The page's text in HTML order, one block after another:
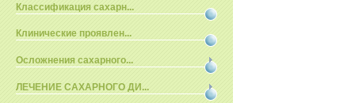
Классификация сахарн...
Клинические проявлен...
Осложнения сахарного...
ЛЕЧЕНИЕ САХАРНОГО ДИ...